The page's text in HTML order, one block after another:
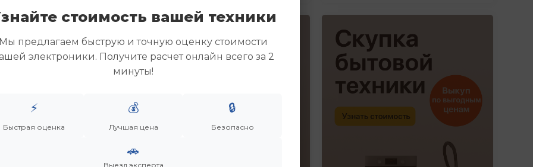
стоимость вашей техники
предлагаем быструю и точную оценку стоимости
электроники. Получите расчет онлайн всего за 2
минуты!
⚡
Быстрая оценка
💰
Лучшая цена
🔒
Безопасно
🚗
Выезд эксперта